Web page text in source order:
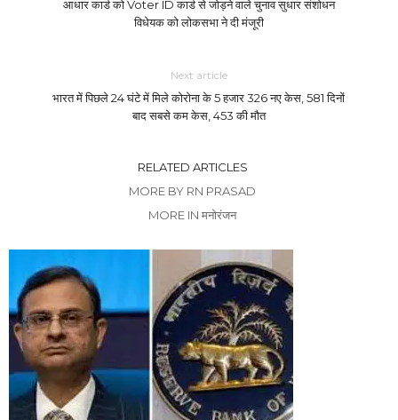
आधार कार्ड को Voter ID कार्ड से जोड़ने वाले चुनाव सुधार संशोधन
विधेयक को लोकसभा ने दी मंजूरी
Next article
भारत में पिछले 24 घंटे में मिले कोरोना के 5 हजार 326 नए केस, 581 दिनों
बाद सबसे कम केस, 453 की मौत
RELATED ARTICLES
MORE BY RN PRASAD
MORE IN मनोरंजन